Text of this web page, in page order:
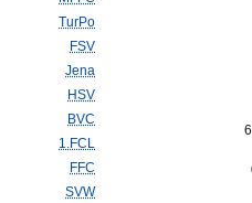
TurPo
FSV
Jena
HSV
BVC
1.FCL
FFC
SVW